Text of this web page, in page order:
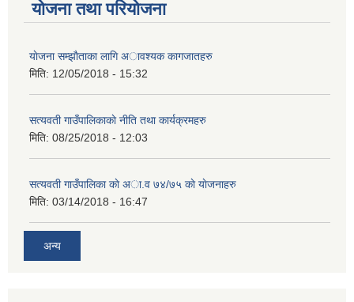
योजना तथा परियोजना
याेजना सम्झाैताका लागि अावश्यक कागजातहरु
मिति: 12/05/2018 - 15:32
सत्यवती गाउँपालिकाकाे नीति तथा कार्यक्रमहरु
मिति: 08/25/2018 - 12:03
सत्यवती गाउँपालिका काे अा‍.व ७४/७५ काे याेजनाहरु
मिति: 03/14/2018 - 16:47
अन्य